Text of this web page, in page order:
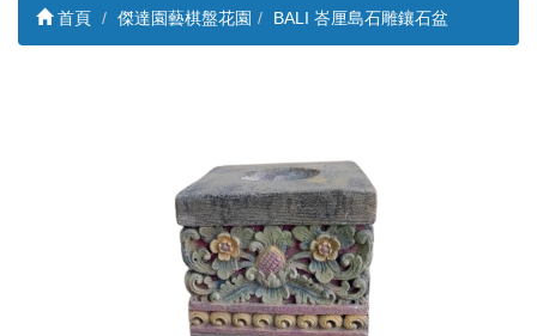
首頁 傑達園藝棋盤花園 BALI 峇厘島石雕鑲石盆